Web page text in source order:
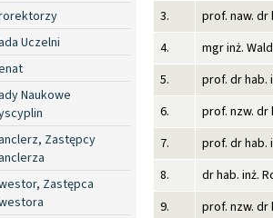
Uczelni
Naukowe
Zastępcy
Zastępca
3.
prof. naw. dr
4.
mgr inż.
5.
prof. dr
6.
prof. nzw. dr
7.
prof. dr
8.
dr hab.
9.
prof. nzw. dr